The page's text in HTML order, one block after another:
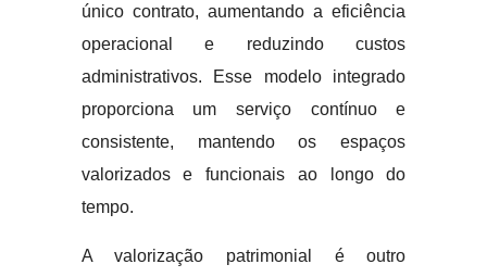
único contrato, aumentando a eficiência
operacional e reduzindo custos
administrativos. Esse modelo integrado
proporciona um serviço contínuo e
consistente, mantendo os espaços
valorizados e funcionais ao longo do
tempo.
A valorização patrimonial é outro